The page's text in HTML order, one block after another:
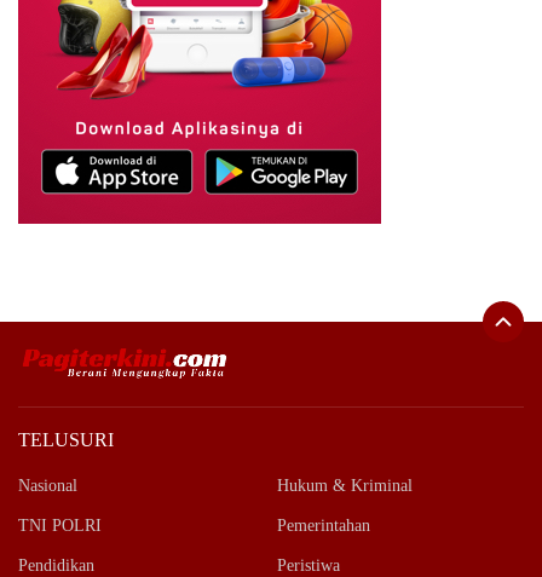
TELUSURI
Nasional Hukum & Kriminal
TNI POLRI Pemerintahan
Pendidikan Peristiwa